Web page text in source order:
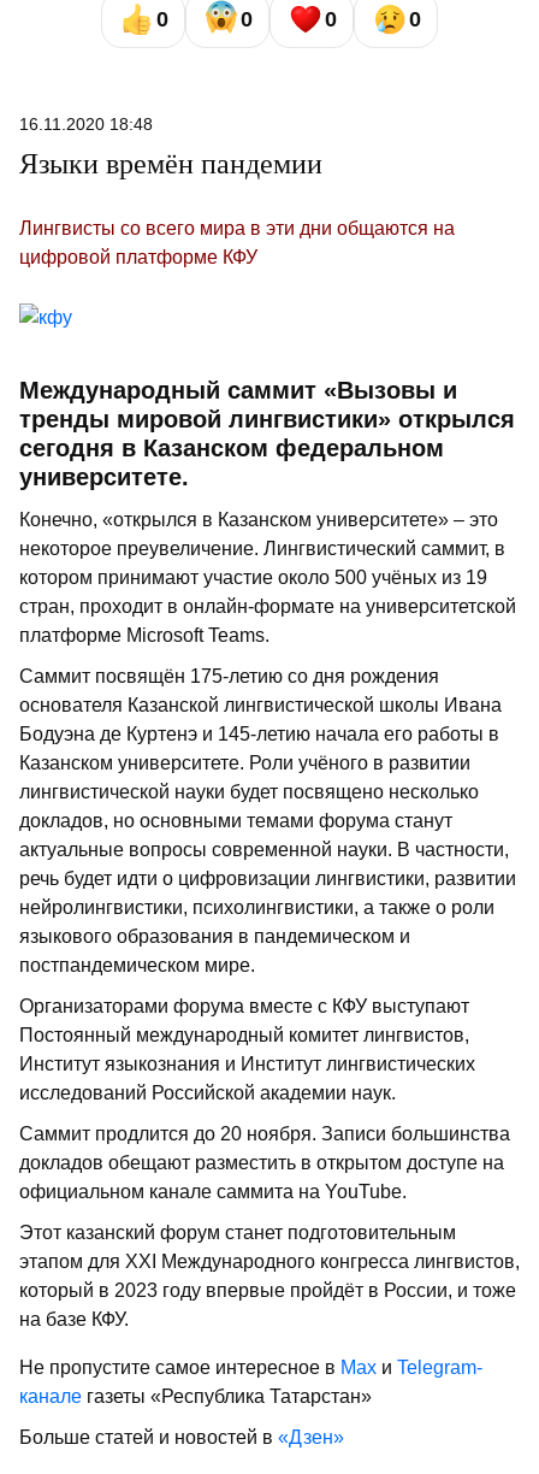
0 0 0 0
16.11.2020 18:48
Языки времён пандемии
Лингвисты со всего мира в эти дни общаются на
цифровой платформе КФУ
Международный саммит «Вызовы и
тренды мировой лингвистики» открылся
сегодня в Казанском федеральном
университете.
Конечно, «открылся в Казанском университете» – это
некоторое преувеличение. Лингвистический саммит, в
котором принимают участие около 500 учёных из 19
стран, проходит в онлайн-формате на университетской
платформе Microsoft Teams.
Саммит посвящён 175-летию со дня рождения
основателя Казанской лингвистической школы Ивана
Бодуэна де Куртенэ и 145-летию начала его работы в
Казанском университете. Роли учёного в развитии
лингвистической науки будет посвящено несколько
докладов, но основными темами форума станут
актуальные вопросы современной науки. В частности,
речь будет идти о цифровизации лингвистики, развитии
нейролингвистики, психолингвистики, а также о роли
языкового образования в пандемическом и
постпандемическом мире.
Организаторами форума вместе с КФУ выступают
Постоянный международный комитет лингвистов,
Институт языкознания и Институт лингвистических
исследований Российской академии наук.
Саммит продлится до 20 ноября. Записи большинства
докладов обещают разместить в открытом доступе на
официальном канале саммита на YouTube.
Этот казанский форум станет подготовительным
этапом для XXI Международного конгресса лингвистов,
который в 2023 году впервые пройдёт в России, и тоже
на базе КФУ.
Не пропустите самое интересное в Max и Telegram-
канале газеты «Республика Татарстан»
Больше статей и новостей в «Дзен»